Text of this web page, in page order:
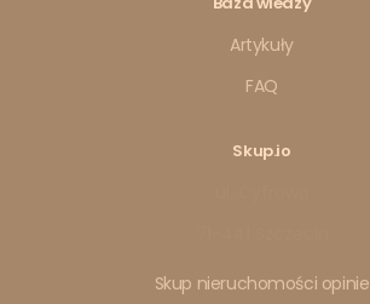
Artykuły
FAQ
Skup.io
Skup nieruchomości opinie